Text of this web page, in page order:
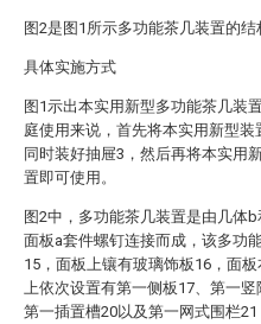
图2是图1所示多功能茶几装置的结
具体实施方式
图1示出本实用新型多功能茶几装
庭使用来说，首先将本实用新型装
同时装好抽屉3，然后再将本实用
置即可使用。
图2中，多功能茶几装置是由几体
面板a套件螺钉连接而成，该多功
15，面板上镶有玻璃饰板16，面
上依次设置有第一侧板17、第一
第一插置槽20以及第一网式围栏